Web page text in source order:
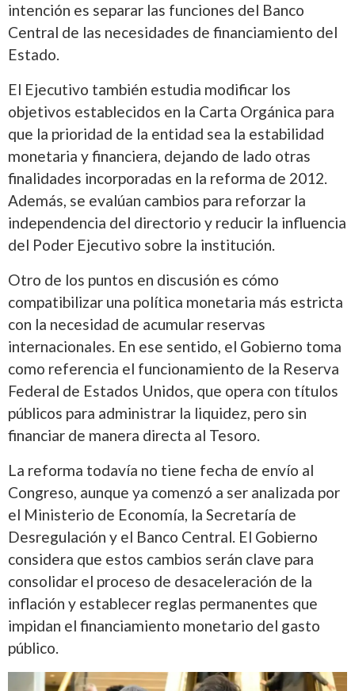
intención es separar las funciones del Banco
Central de las necesidades de financiamiento del
Estado.
El Ejecutivo también estudia modificar los
objetivos establecidos en la Carta Orgánica para
que la prioridad de la entidad sea la estabilidad
monetaria y financiera, dejando de lado otras
finalidades incorporadas en la reforma de 2012.
Además, se evalúan cambios para reforzar la
independencia del directorio y reducir la influencia
del Poder Ejecutivo sobre la institución.
Otro de los puntos en discusión es cómo
compatibilizar una política monetaria más estricta
con la necesidad de acumular reservas
internacionales. En ese sentido, el Gobierno toma
como referencia el funcionamiento de la Reserva
Federal de Estados Unidos, que opera con títulos
públicos para administrar la liquidez, pero sin
financiar de manera directa al Tesoro.
La reforma todavía no tiene fecha de envío al
Congreso, aunque ya comenzó a ser analizada por
el Ministerio de Economía, la Secretaría de
Desregulación y el Banco Central. El Gobierno
considera que estos cambios serán clave para
consolidar el proceso de desaceleración de la
inflación y establecer reglas permanentes que
impidan el financiamiento monetario del gasto
público.